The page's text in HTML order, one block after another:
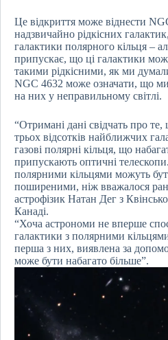
Це відкриття може віднести
надзвичайно рідкісних
галактики полярного кільця –
припускає, що ці галактики
такими рідкісними, як ми
NGC 4632 може означати, що
на них у неправильному світлі.
“Отримані дані свідчать про
трьох відсотків найближчих
газові полярні кільця, що
припускають оптичні
полярними кільцями можуть
поширеними, ніж вважалося
астрофізик Натан Дег з
Канаді.
“Хоча астрономи не вперше
галактики з полярними
перша з них, виявлена за
може бути набагато більше”.